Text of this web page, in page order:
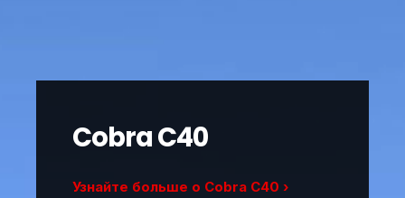
Cobra C40
Узнайте больше о Cobra C40 ›